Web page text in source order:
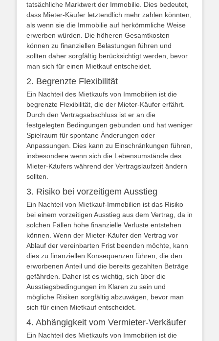
tatsächliche Marktwert der Immobilie. Dies bedeutet,
dass Mieter-Käufer letztendlich mehr zahlen könnten,
als wenn sie die Immobilie auf herkömmliche Weise
erwerben würden. Die höheren Gesamtkosten
können zu finanziellen Belastungen führen und
sollten daher sorgfältig berücksichtigt werden, bevor
man sich für einen Mietkauf entscheidet.
2. Begrenzte Flexibilität
Ein Nachteil des Mietkaufs von Immobilien ist die
begrenzte Flexibilität, die der Mieter-Käufer erfährt.
Durch den Vertragsabschluss ist er an die
festgelegten Bedingungen gebunden und hat weniger
Spielraum für spontane Änderungen oder
Anpassungen. Dies kann zu Einschränkungen führen,
insbesondere wenn sich die Lebensumstände des
Mieter-Käufers während der Vertragslaufzeit ändern
sollten.
3. Risiko bei vorzeitigem Ausstieg
Ein Nachteil von Mietkauf-Immobilien ist das Risiko
bei einem vorzeitigen Ausstieg aus dem Vertrag, da in
solchen Fällen hohe finanzielle Verluste entstehen
können. Wenn der Mieter-Käufer den Vertrag vor
Ablauf der vereinbarten Frist beenden möchte, kann
dies zu finanziellen Konsequenzen führen, die den
erworbenen Anteil und die bereits gezahlten Beträge
gefährden. Daher ist es wichtig, sich über die
Ausstiegsbedingungen im Klaren zu sein und
mögliche Risiken sorgfältig abzuwägen, bevor man
sich für einen Mietkauf entscheidet.
4. Abhängigkeit vom Vermieter-Verkäufer
Ein Nachteil des Mietkaufs von Immobilien ist die